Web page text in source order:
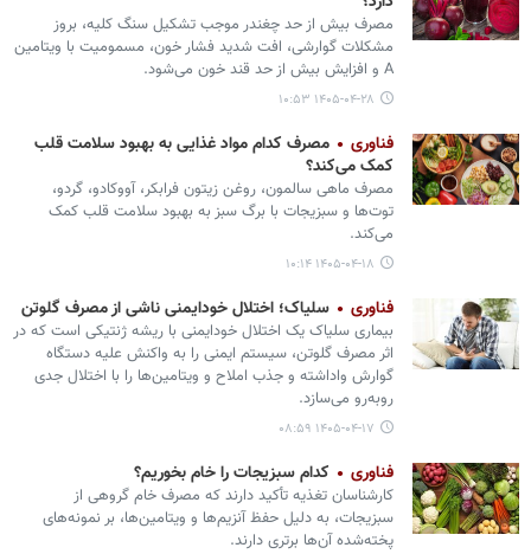
مصرف بیش از حد چغندر موجب تشکیل سنگ کلیه، بروز
مشکلات گوارشی، افت شدید فشار خون، مسمومیت با ویتامین
A و افزایش بیش از حد قند خون می‌شود.
۱۴۰۵-۰۴-۲۸ ۱۰:۵۳
فناوری
مصرف کدام مواد غذایی به بهبود سلامت قلب
کمک می‌کند؟
مصرف ماهی سالمون، روغن زیتون فرابکر، آووکادو، گردو،
توت‌ها و سبزیجات با برگ سبز به بهبود سلامت قلب کمک
می‌کند.
۱۴۰۵-۰۴-۱۸ ۱۰:۱۴
فناوری سلیاک؛ اختلال خودایمنی ناشی از مصرف گلوتن
بیماری سلیاک یک اختلال خودایمنی با ریشه ژنتیکی است که در
اثر مصرف گلوتن، سیستم ایمنی را به واکنش علیه دستگاه
گوارش واداشته و جذب املاح و ویتامین‌ها را با اختلال جدی
روبه‌رو می‌سازد.
۱۴۰۵-۰۴-۱۷ ۰۸:۵۹
فناوری کدام سبزیجات را خام بخوریم؟
کارشناسان تغذیه تأکید دارند که مصرف خام گروهی از
سبزیجات، به دلیل حفظ آنزیم‌ها و ویتامین‌ها، بر نمونه‌های
پخته‌شده آن‌ها برتری دارند.